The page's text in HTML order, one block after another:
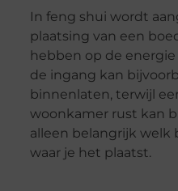
In feng shui wordt
plaatsing van een
hebben op de
de ingang kan
binnenlaten, terwijl
woonkamer rust kan
alleen belangrijk welk
waar je het plaatst.